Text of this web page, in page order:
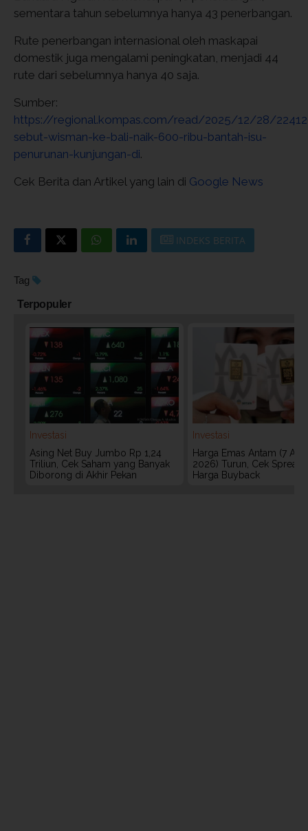
sementara tahun sebelumnya hanya 43 penerbangan.
Rute penerbangan internasional oleh maskapai
domestik juga mengalami peningkatan, menjadi 44
rute dari sebelumnya hanya 40 saja.
Sumber:
https://regional.kompas.com/read/2025/12/28/
sebut-wisman-ke-bali-naik-600-ribu-bantah-isu-
penurunan-kunjungan-di.
Cek Berita dan Artikel yang lain di Google News
INDEKS BERITA
Tag
Terpopuler
Investasi
Asing Net Buy Jumbo Rp 1,24
Triliun, Cek Saham yang Banyak
Diborong di Akhir Pekan
Investasi
Harga Emas Antam (7
2026) Turun, Cek Spread
Harga Buyback